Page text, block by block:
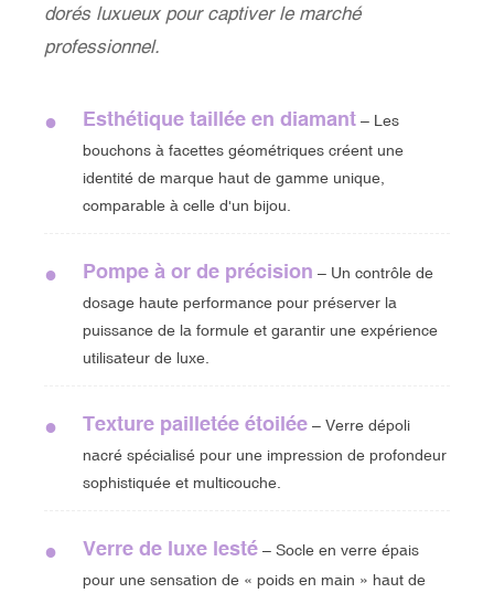
dorés luxueux pour captiver le marché
professionnel.
● Esthétique taillée en diamant – Les
bouchons à facettes géométriques créent une
identité de marque haut de gamme unique,
comparable à celle d'un bijou.
● Pompe à or de précision – Un contrôle de
dosage haute performance pour préserver la
puissance de la formule et garantir une expérience
utilisateur de luxe.
● Texture pailletée étoilée – Verre dépoli
nacré spécialisé pour une impression de profondeur
sophistiquée et multicouche.
● Verre de luxe lesté – Socle en verre épais
pour une sensation de « poids en main » haut de